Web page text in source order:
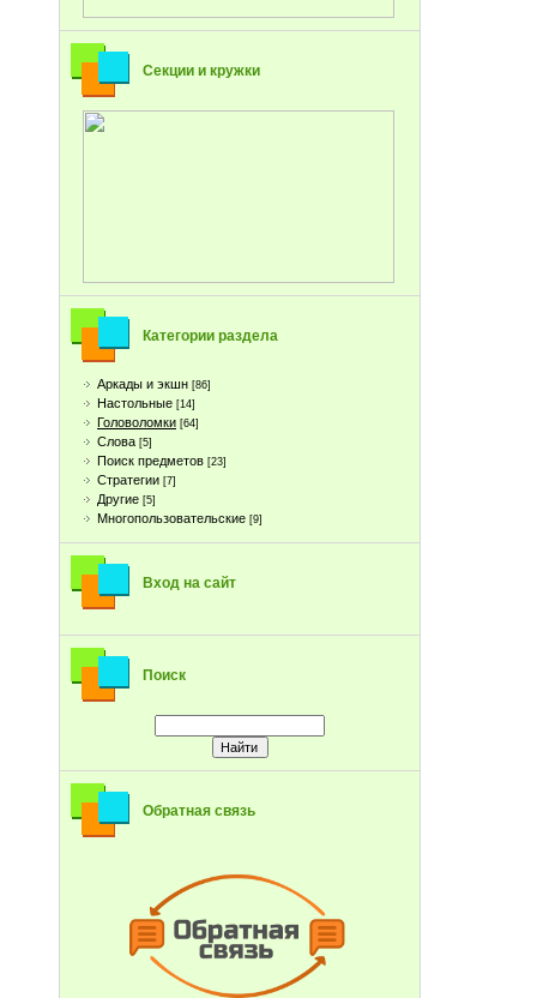
Секции и кружки
Категории раздела
Аркады и экшн [86]
Настольные [14]
Головоломки [64]
Слова [5]
Поиск предметов [23]
Стратегии [7]
Другие [5]
Многопользовательские [9]
Вход на сайт
Поиск
Обратная связь